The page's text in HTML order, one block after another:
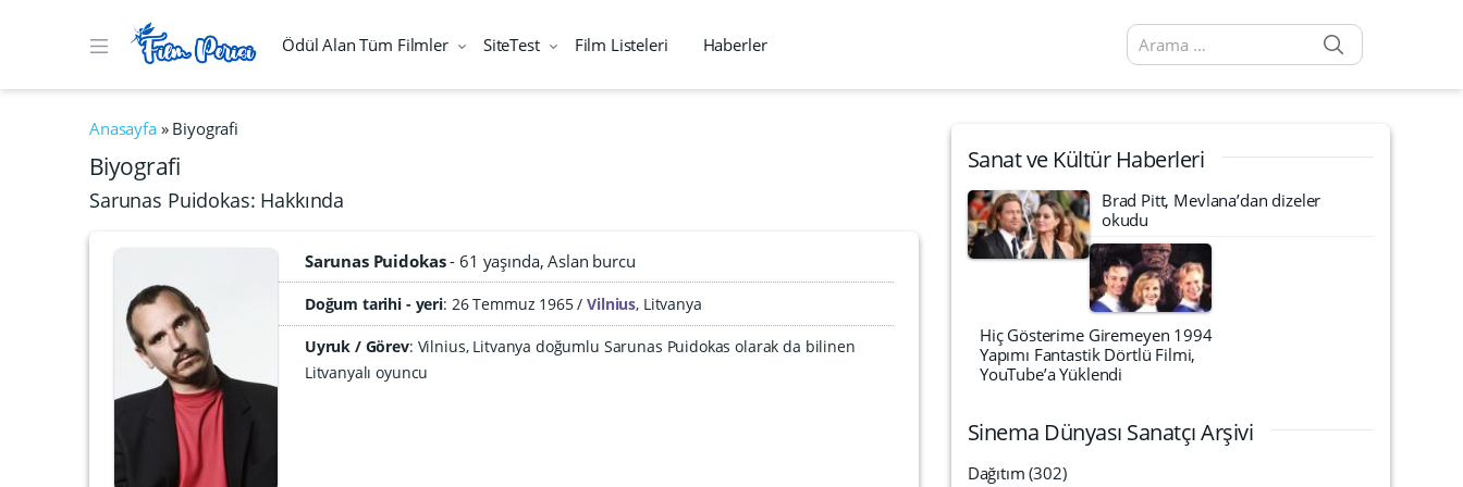
Ödül Alan Tüm Filmler SiteTest Film Listeleri Haberler
Arama sonuçları:
Anasayfa» Biyografi
Biyografi
Sarunas Puidokas: Hakkında
Sarunas Puidokas 61 yaşında Aslan burcu
Doğum tarihi - yeri 26 Temmuz 1965 Vilnius, Litvanya
Uyruk / Görev: Vilnius, Litvanya doğumlu Sarunas Puidokas olarak da bilinen
Litvanyalı oyuncu
Sanat ve Kültür Haberleri
Brad Pitt, Mevlana’dan dizeler
okudu
Hiç Gösterime Giremeyen 1994
Yapımı Fantastik Dörtlü Filmi,
YouTube’a Yüklendi
Sinema Dünyası Sanatçı Arşivi
Dağıtım (302)